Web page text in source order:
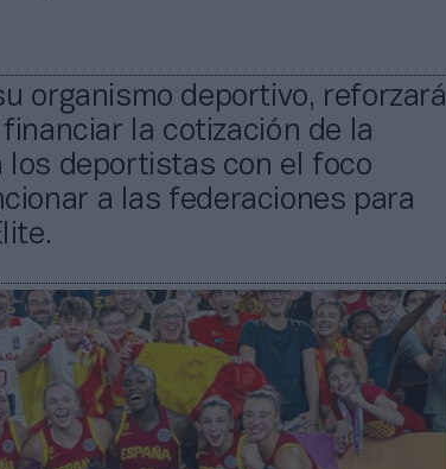
organismo deportivo, reforzará
la cotización de la
los deportistas con el foco
a las federaciones para